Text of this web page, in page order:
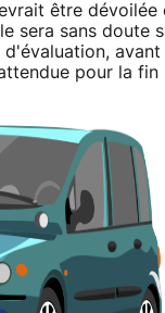
être dévoilée
sera sans doute
d'évaluation,
pour la